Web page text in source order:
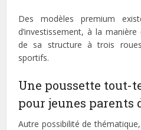
Des modèles premium
d’investissement, à la manière
de sa structure à trois
sportifs.
Une poussette tout-
pour jeunes parents
Autre possibilité de